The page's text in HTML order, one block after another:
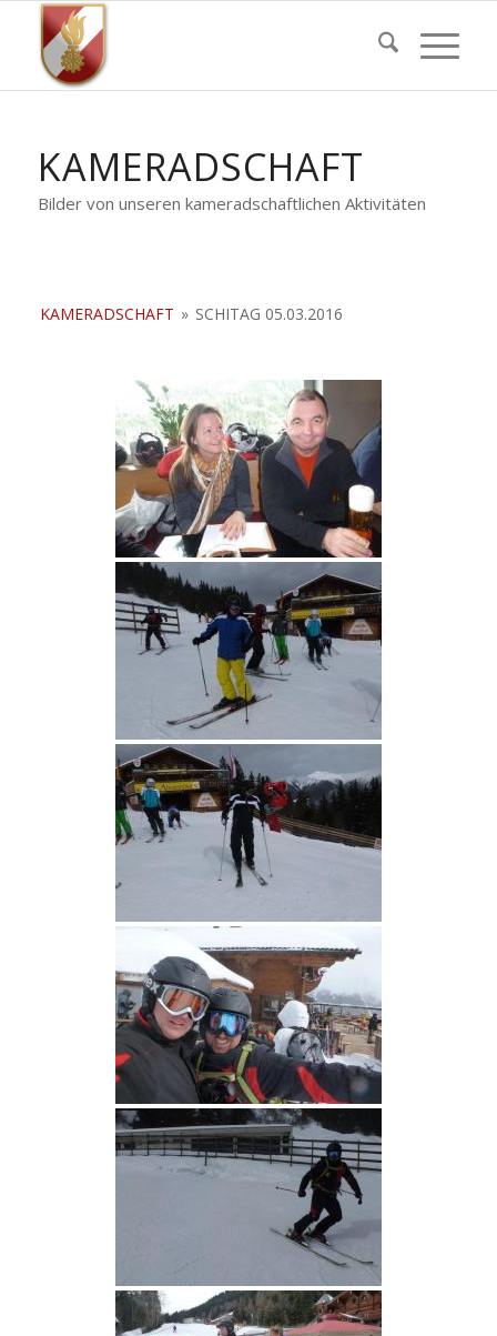
KAMERADSCHAFT
Bilder von unseren kameradschaftlichen Aktivitäten
KAMERADSCHAFT » SCHITAG 05.03.2016